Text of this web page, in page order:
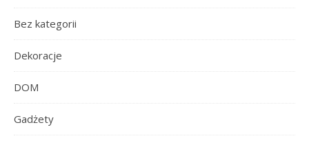
Bez kategorii
Dekoracje
DOM
Gadżety